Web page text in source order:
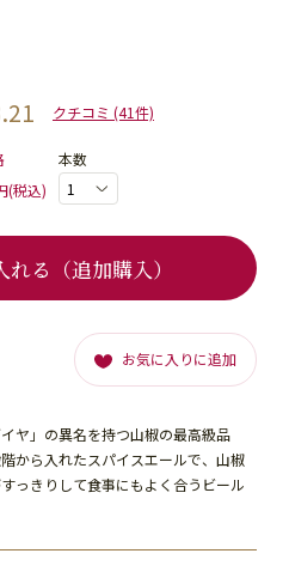
クチコミ (41件)
ヤ」の異名を持つ山椒の最高級品
から入れたスパイスエールで、山椒
っきりして食事にもよく合うビール
(税込)
本数
お気に入りに追加
れる（追加購入）